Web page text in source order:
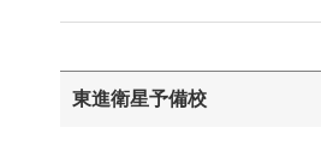
東進衛星予備校